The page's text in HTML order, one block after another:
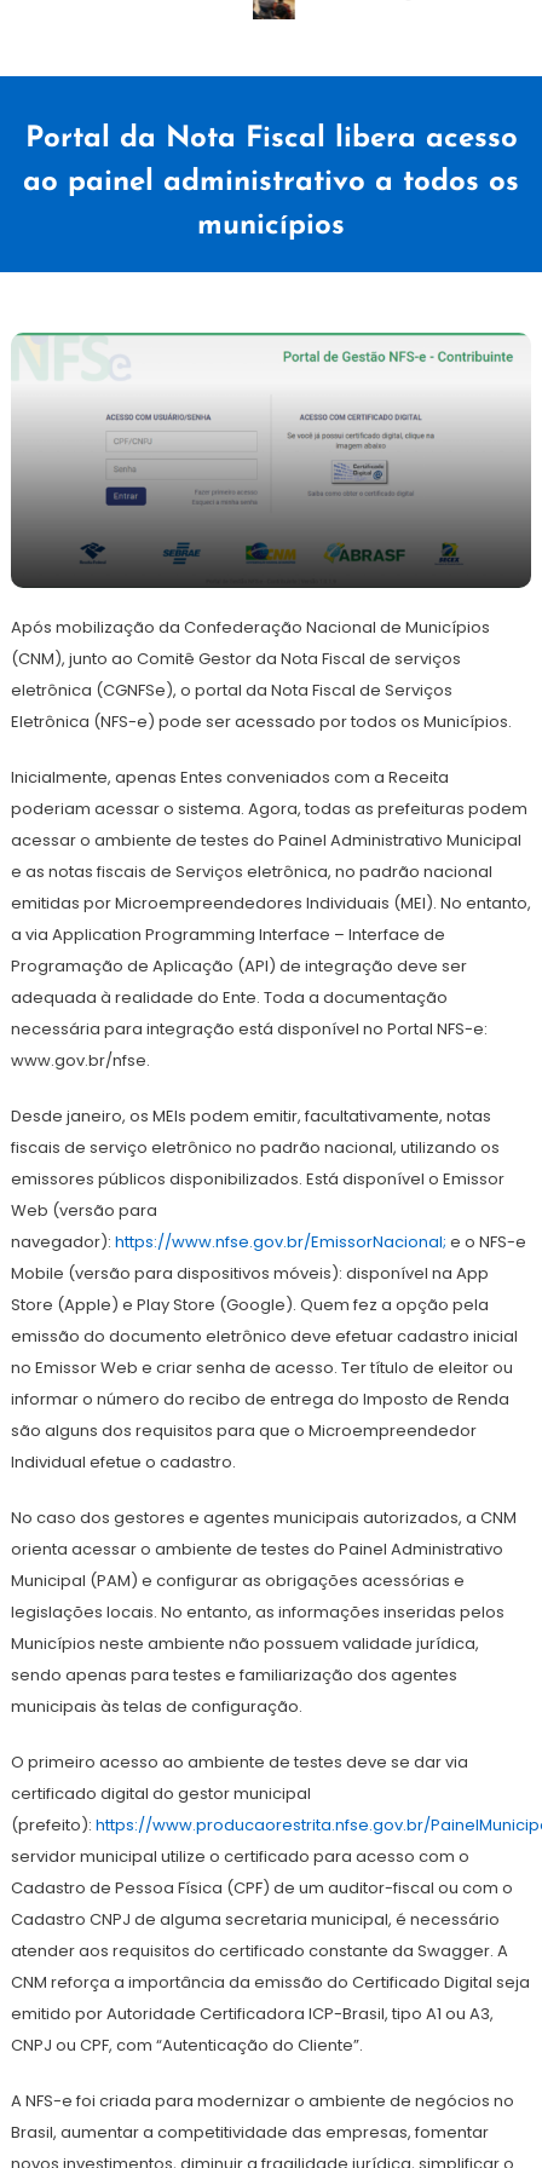
Portal da Nota Fiscal libera acesso
ao painel administrativo a todos os
municípios
maio
de
Após mobilização da Confederação Nacional de Municípios
(CNM), junto ao Comitê Gestor da Nota Fiscal de serviços
eletrônica (CGNFSe), o portal da Nota Fiscal de Serviços
Eletrônica (NFS-e) pode ser acessado por todos os Municípios.
Inicialmente, apenas Entes conveniados com a Receita
poderiam acessar o sistema. Agora, todas as prefeituras podem
acessar o ambiente de testes do Painel Administrativo Municipal
e as notas fiscais de Serviços eletrônica, no padrão nacional
emitidas por Microempreendedores Individuais (MEI). No entanto,
a via Application Programming Interface – Interface de
Programação de Aplicação (API) de integração deve ser
adequada à realidade do Ente. Toda a documentação
necessária para integração está disponível no Portal NFS-e:
www.gov.br/nfse.
Desde janeiro, os MEIs podem emitir, facultativamente, notas
fiscais de serviço eletrônico no padrão nacional, utilizando os
emissores públicos disponibilizados. Está disponível o Emissor
Web (versão para
navegador): https://www.nfse.gov.br/EmissorNacional; e o NFS-e
Mobile (versão para dispositivos móveis): disponível na App
Store (Apple) e Play Store (Google). Quem fez a opção pela
emissão do documento eletrônico deve efetuar cadastro inicial
no Emissor Web e criar senha de acesso. Ter título de eleitor ou
informar o número do recibo de entrega do Imposto de Renda
são alguns dos requisitos para que o Microempreendedor
Individual efetue o cadastro.
No caso dos gestores e agentes municipais autorizados, a CNM
orienta acessar o ambiente de testes do Painel Administrativo
Municipal (PAM) e configurar as obrigações acessórias e
legislações locais. No entanto, as informações inseridas pelos
Municípios neste ambiente não possuem validade jurídica,
sendo apenas para testes e familiarização dos agentes
municipais às telas de configuração.
O primeiro acesso ao ambiente de testes deve se dar via
certificado digital do gestor municipal
(prefeito): https://www.producaorestrita.nfse.gov.br/
servidor municipal utilize o certificado para acesso com o
Cadastro de Pessoa Física (CPF) de um auditor-fiscal ou com o
Cadastro CNPJ de alguma secretaria municipal, é necessário
atender aos requisitos do certificado constante da Swagger. A
CNM reforça a importância da emissão do Certificado Digital seja
emitido por Autoridade Certificadora ICP-Brasil, tipo A1 ou A3,
CNPJ ou CPF, com “Autenticação do Cliente”.
A NFS-e foi criada para modernizar o ambiente de negócios no
Brasil, aumentar a competitividade das empresas, fomentar